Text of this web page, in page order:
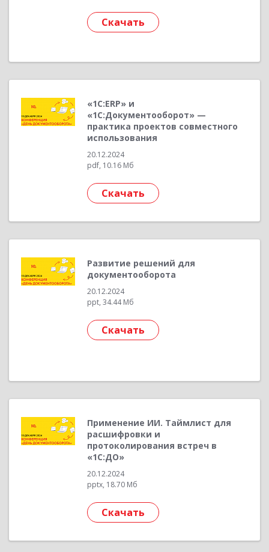
Скачать
«1С:ERP» и
«1С:Документооборот» —
практика проектов совместного
использования
20.12.2024
pdf, 10.16 Мб
Скачать
Развитие решений для
документооборота
20.12.2024
ppt, 34.44 Мб
Скачать
Применение ИИ. Таймлист для
расшифровки и
протоколирования встреч в
«1С:ДО»
20.12.2024
pptx, 18.70 Мб
Скачать